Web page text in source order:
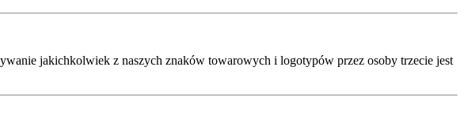
jakichkolwiek z naszych znaków towarowych i logotypów przez osoby trzecie jest